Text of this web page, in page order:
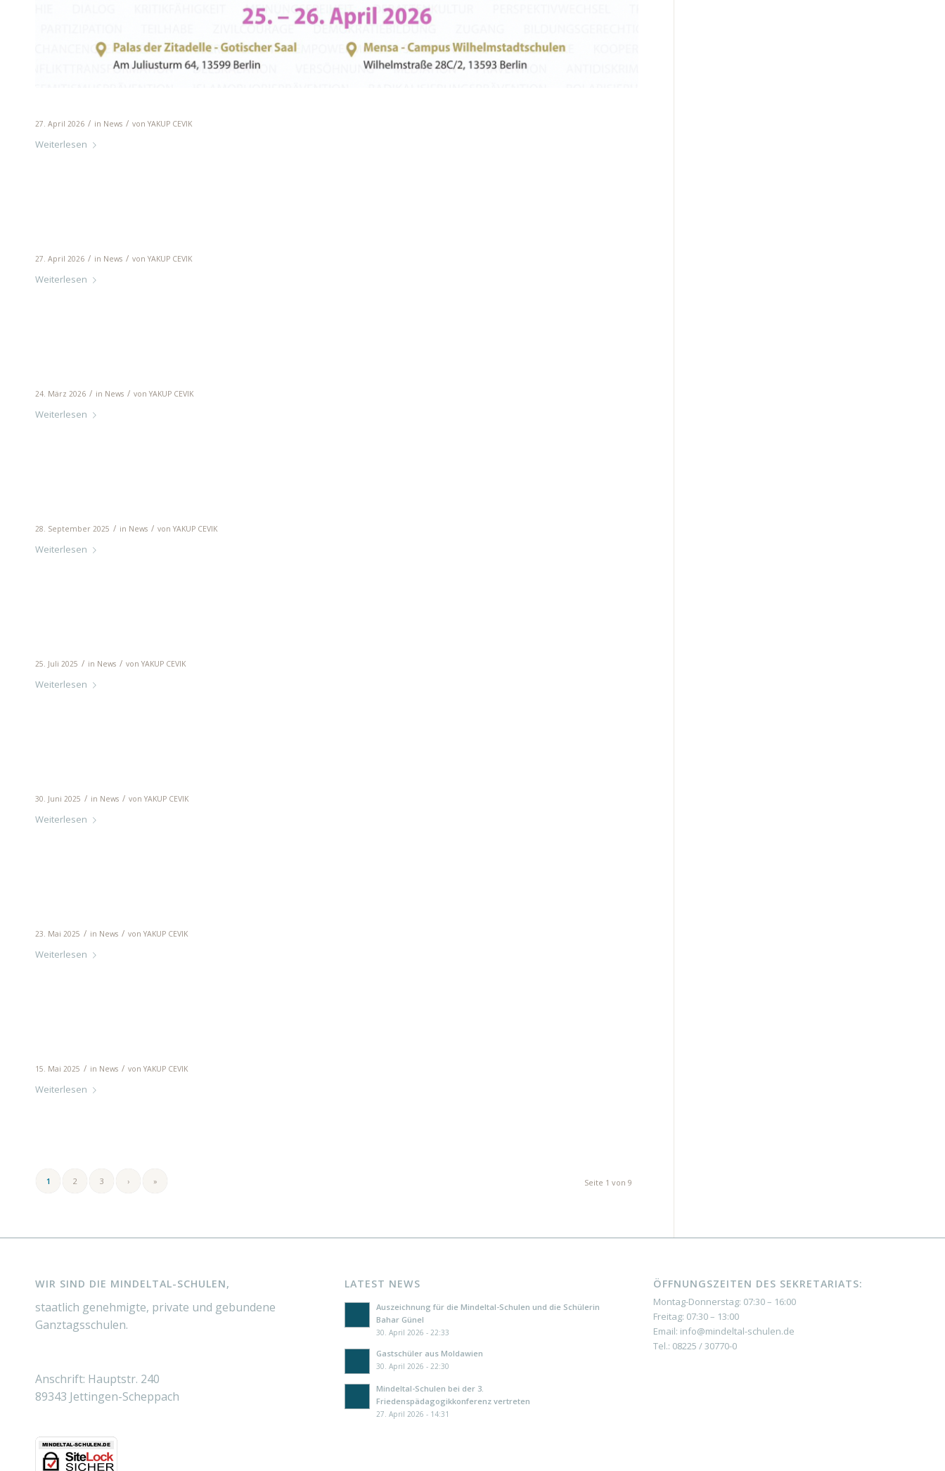
27. April 2026 / in News / von YAKUP CEVIK
Weiterlesen
27. April 2026 / in News / von YAKUP CEVIK
Weiterlesen
24. März 2026 / in News / von YAKUP CEVIK
Weiterlesen
28. September 2025 / in News / von YAKUP CEVIK
Weiterlesen
25. Juli 2025 / in News / von YAKUP CEVIK
Weiterlesen
30. Juni 2025 / in News / von YAKUP CEVIK
Weiterlesen
23. Mai 2025 / in News / von YAKUP CEVIK
Weiterlesen
15. Mai 2025 / in News / von YAKUP CEVIK
Weiterlesen
Seite 1 von 9
1 2 3 › »
WIR SIND DIE MINDELTAL-SCHULEN,
staatlich genehmigte, private und gebundene
Ganztagsschulen.
Anschrift: Hauptstr. 240
89343 Jettingen-Scheppach
LATEST NEWS
Auszeichnung für die Mindeltal-Schulen und die Schülerin
Bahar Günel
30. April 2026 - 22:33
Gastschüler aus Moldawien
30. April 2026 - 22:30
Mindeltal-Schulen bei der 3.
Friedenspädagogikkonferenz vertreten
27. April 2026 - 14:31
ÖFFNUNGSZEITEN DES SEKRETARIATS:
Montag-Donnerstag: 07:30 – 16:00
Freitag: 07:30 – 13:00
Email: info@mindeltal-schulen.de
Tel.: 08225 / 30770-0